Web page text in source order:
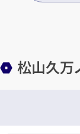
松山久万